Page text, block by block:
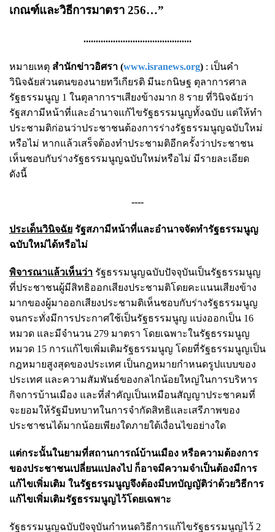
เกณฑ์และวิธีการมาตรา 256…”
............................................
หมายเหตุ สำนักข่าวอิศรา (www.isranews.org) : เป็นคำ
วินิจฉัยส่วนตนของนายทวีเกียรติ มีนะกนิษฐ ตุลาการศาล
รัฐธรรมนูญ 1 ในตุลาการฯเสียงข้างมาก 8 ราย ที่วินิจฉัยว่า
รัฐสภามีหน้าที่และอำนาจแก้ไขรัฐธรรมนูญทั้งฉบับ แต่ให้ทำ
ประชามติก่อนว่าประชาชนต้องการร่างรัฐธรรมนูญฉบับใหม่
หรือไม่ หากแล้วเสร็จต้องทำประชามติอีกครั้งว่าประชาชน
เห็นชอบกับร่างรัฐธรรมนูญฉบับใหม่หรือไม่ มีรายละเอียด
ดังนี้
----
ประเด็นวินิจฉัย รัฐสภามีหน้าที่และอำนาจจัดทำรัฐธรรมนูญ
ฉบับใหม่ได้หรือไม่
พิจารณาแล้วเห็นว่า รัฐธรรมนูญฉบับปัจจุบันเป็นรัฐธรรมนูญ
ที่ประชาชนผู้มีสิทธิออกเสียงประชามติโดยคะแนนเสียงข้าง
มากของผู้มาออกเสียงประชามติเห็นชอบกับร่างรัฐธรรมนูญ
จนกระทั่งมีการประกาศใช้เป็นรัฐธรรมนูญ แบ่งออกเป็น 16
หมวด และมีจำนวน 279 มาตรา โดยเฉพาะในรัฐธรรมนูญ
หมวด 15 การแก้ไขเพิ่มเติมรัฐธรรมนูญ โดยที่รัฐธรรมนูญเป็น
กฎหมายสูงสุดของประเทศ เป็นกฎหมายกำหนดรูปแบบของ
ประเทศ และความสัมพันธ์ของกลไกน้อยใหญ่ในการบริหาร
กิจการบ้านเมือง และที่สำคัญเป็นเหมือนสัญญาประชาคมที่
จะยอมให้รัฐมีบทบาทในการจำกัดสิทธิและเสรีภาพของ
ประชาชนได้มากน้อยเพียงใดภายใต้เงื่อนไขอย่างใด
แต่กระนั้นในยามที่สถานการณ์บ้านเมือง หรือความต้องการ
ของประชาชนเปลี่ยนแปลงไป ก็อาจมีความจำเป็นต้องมีการ
แก้ไขเพิ่มเติม ในรัฐธรรมนูญจึงต้องมีบทบัญญัติว่าด้วยวิธีการ
แก้ไขเพิ่มเติมรัฐธรรมนูญไว้โดยเฉพาะ
รัฐธรรมนูญฉบับปัจจุบันกำหนดวิธีการแก้ไขรัฐธรรมนูญไว้ 2